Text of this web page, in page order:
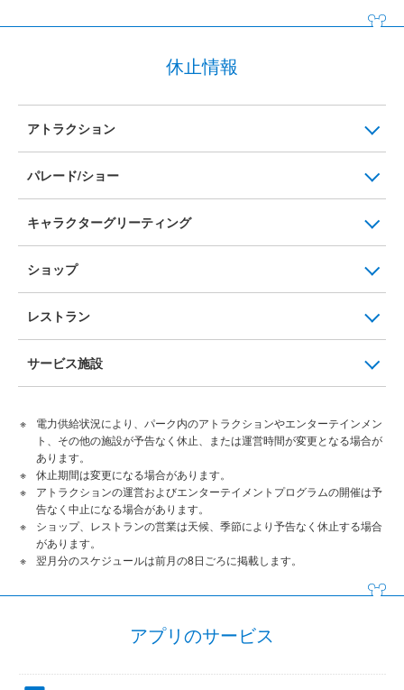
休止情報
アトラクション
パレード/ショー
キャラクターグリーティング
ショップ
レストラン
サービス施設
電力供給状況により、パーク内のアトラクションやエンターテインメン
ト、その他の施設が予告なく休止、または運営時間が変更となる場合が
あります。
休止期間は変更になる場合があります。
アトラクションの運営およびエンターテイメントプログラムの開催は予
告なく中止になる場合があります。
ショップ、レストランの営業は天候、季節により予告なく休止する場合
があります。
翌月分のスケジュールは前月の8日ごろに掲載します。
アプリのサービス